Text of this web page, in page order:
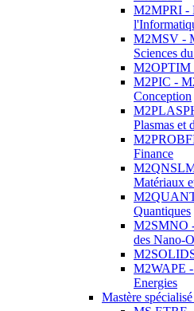
M2MPRI -
M2MSV -
Sciences
M2OPTIM
M2PIC -
Conception
Plasmas et
Finance
Matériaux
Quantiques
M2SMNO
des Nano-
M2WAPE
Energies
Mastère